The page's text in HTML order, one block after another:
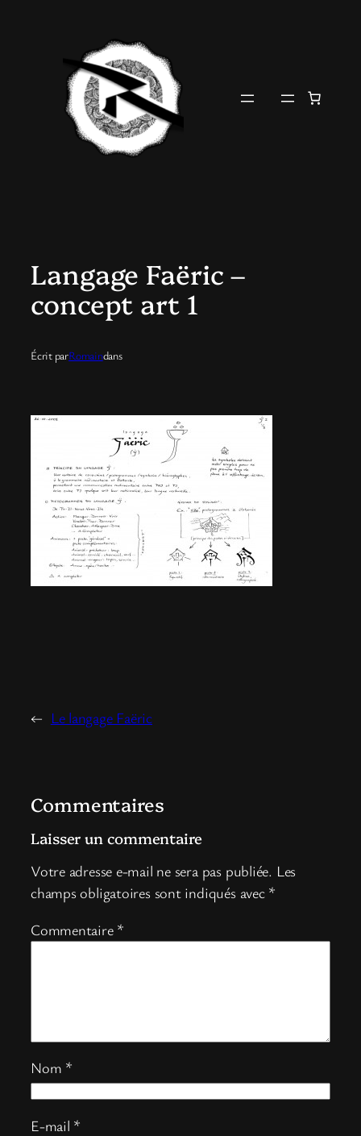
Langage Faëric –
concept art 1
Écrit parRomaindans
← Le langage Faëric
Commentaires
Laisser un commentaire
Votre adresse e-mail ne sera pas publiée. Les
champs obligatoires sont indiqués avec *
Commentaire *
Nom *
E-mail *